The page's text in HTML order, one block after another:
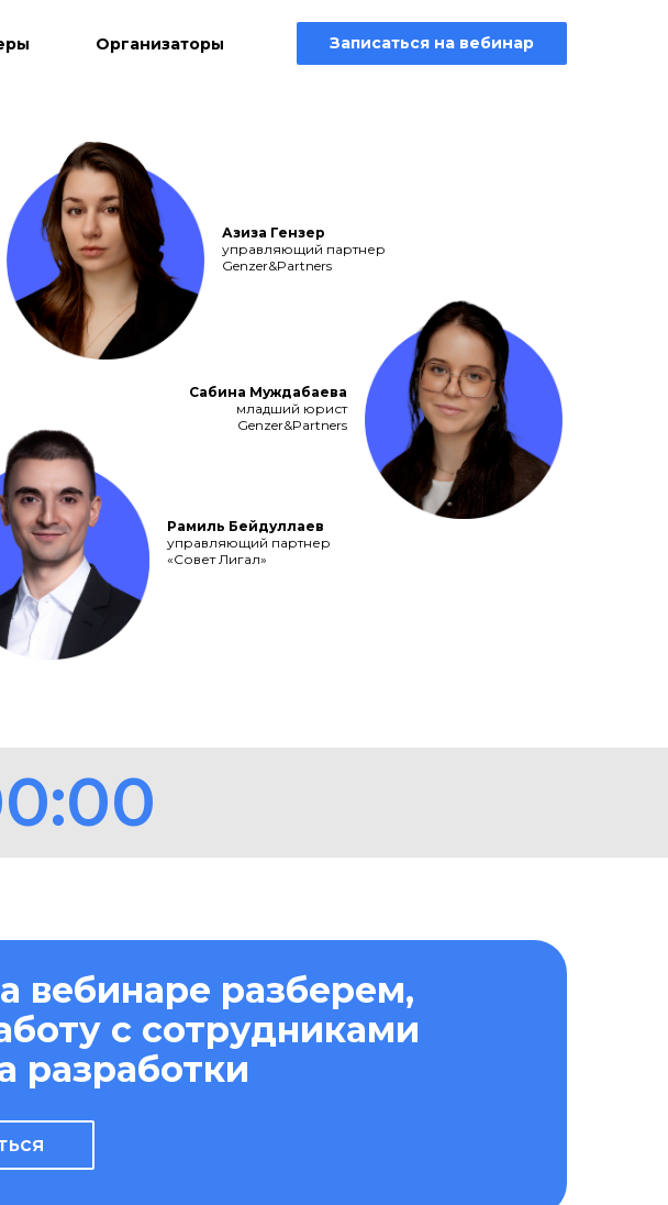
Организаторы Записаться на вебинар
Азиза Гензер
управляющий партнер
Genzer&Partners
Рамиль Бейдуллаев
управляющий партнер
«Совет Лигал»
Сабина Муждабаева
младший юрист
Genzer&Partners
вебинаре разберем,
с сотрудниками
разработки